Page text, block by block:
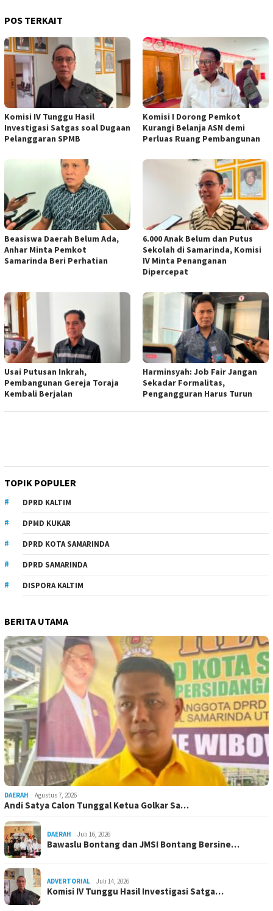
POS TERKAIT
Komisi IV Tunggu Hasil
Investigasi Satgas soal Dugaan
Pelanggaran SPMB
Komisi I Dorong Pemkot
Kurangi Belanja ASN demi
Perluas Ruang Pembangunan
Beasiswa Daerah Belum Ada,
Anhar Minta Pemkot
Samarinda Beri Perhatian
6.000 Anak Belum dan Putus
Sekolah di Samarinda, Komisi
IV Minta Penanganan
Dipercepat
Usai Putusan Inkrah,
Pembangunan Gereja Toraja
Kembali Berjalan
Harminsyah: Job Fair Jangan
Sekadar Formalitas,
Pengangguran Harus Turun
TOPIK POPULER
DPRD KALTIM
DPMD KUKAR
DPRD KOTA SAMARINDA
DPRD SAMARINDA
DISPORA KALTIM
BERITA UTAMA
DAERAH Agustus 7, 2026
Andi Satya Calon Tunggal Ketua Golkar Sa…
DAERAH Juli 16, 2026
Bawaslu Bontang dan JMSI Bontang Bersine…
ADVERTORIAL Juli 14, 2026
Komisi IV Tunggu Hasil Investigasi Satga…